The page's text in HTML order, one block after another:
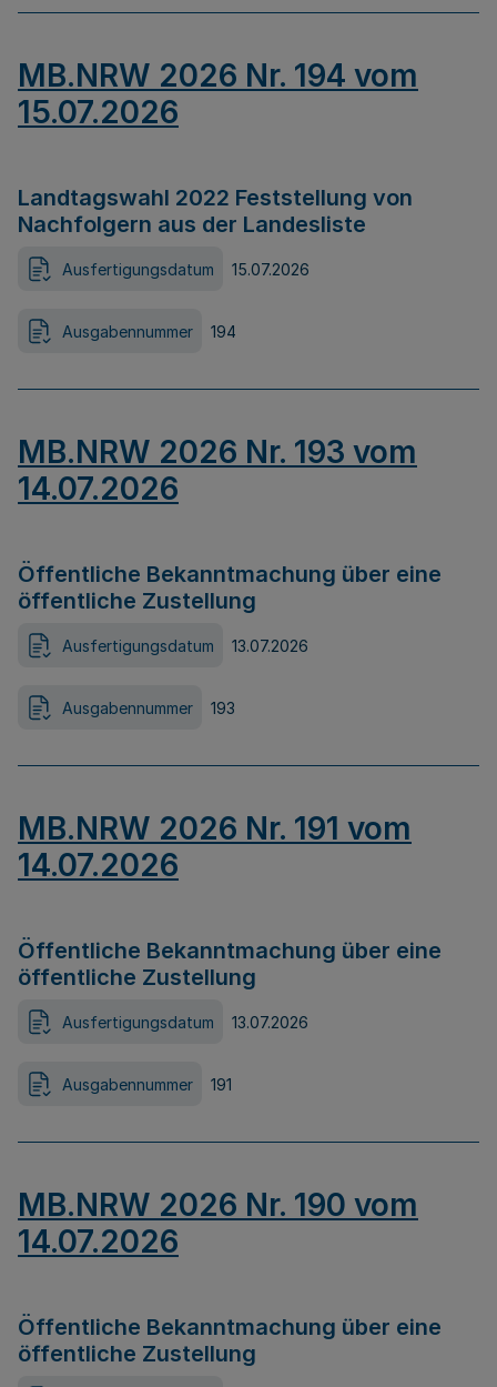
MB.NRW 2026 Nr. 194 vom
15.07.2026
Landtagswahl 2022 Feststellung von
Nachfolgern aus der Landesliste
Ausfertigungsdatum 15.07.2026
Ausgabennummer 194
MB.NRW 2026 Nr. 193 vom
14.07.2026
Öffentliche Bekanntmachung über eine
öffentliche Zustellung
Ausfertigungsdatum 13.07.2026
Ausgabennummer 193
MB.NRW 2026 Nr. 191 vom
14.07.2026
Öffentliche Bekanntmachung über eine
öffentliche Zustellung
Ausfertigungsdatum 13.07.2026
Ausgabennummer 191
MB.NRW 2026 Nr. 190 vom
14.07.2026
Öffentliche Bekanntmachung über eine
öffentliche Zustellung